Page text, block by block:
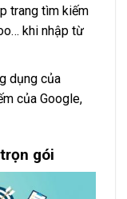
trang tìm kiếm
khi nhập từ
dụng của
của Google,
gói